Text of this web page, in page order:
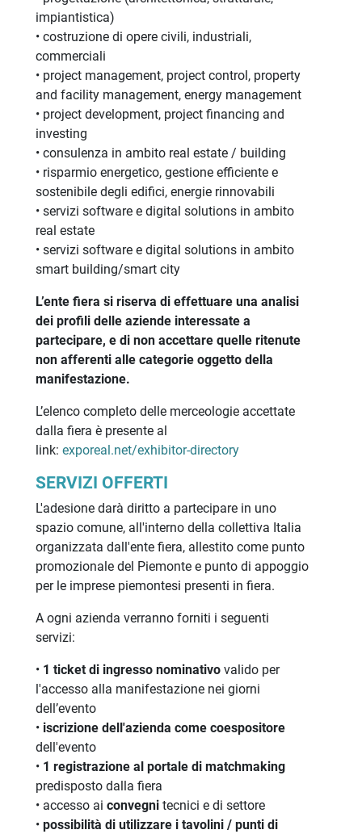
impiantistica)
• costruzione di opere civili, industriali,
commerciali
• project management, project control, property
and facility management, energy management
• project development, project financing and
investing
• consulenza in ambito real estate / building
• risparmio energetico, gestione efficiente e
sostenibile degli edifici, energie rinnovabili
• servizi software e digital solutions in ambito
real estate
• servizi software e digital solutions in ambito
smart building/smart city
L’ente fiera si riserva di effettuare una analisi
dei profili delle aziende interessate a
partecipare, e di non accettare quelle ritenute
non afferenti alle categorie oggetto della
manifestazione.
L’elenco completo delle merceologie accettate
dalla fiera è presente al
link: exporeal.net/exhibitor-directory
SERVIZI OFFERTI
L'adesione darà diritto a partecipare in uno
spazio comune, all'interno della collettiva Italia
organizzata dall'ente fiera, allestito come punto
promozionale del Piemonte e punto di appoggio
per le imprese piemontesi presenti in fiera.
A ogni azienda verranno forniti i seguenti
servizi:
•1 ticket di ingresso nominativovalido per
l'accesso alla manifestazione nei giorni
dell’evento
•iscrizione dell'azienda come coespositore
dell'evento
•1 registrazione al portale di matchmaking
predisposto dalla fiera
• accesso ai convegnitecnici e di settore
• possibilità di utilizzare i tavolini / punti di